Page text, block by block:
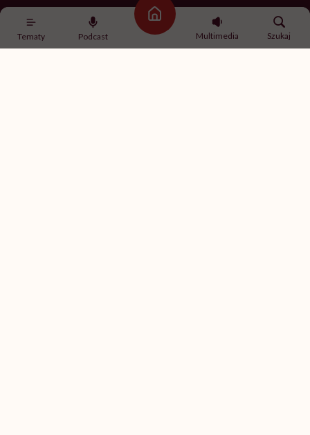
Tematy Podcast
Strona główna
Multimedia
Szukaj
Zapisz się